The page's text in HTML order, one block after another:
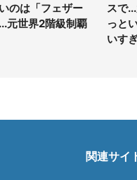
のは「フェザー
元世界2階級制覇
スで
っと
いす
関連サイ